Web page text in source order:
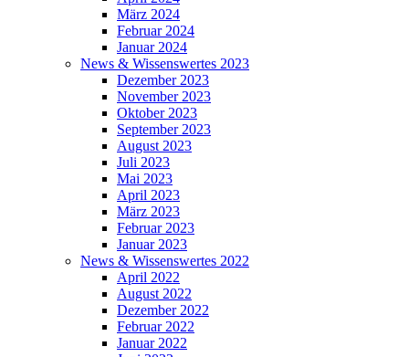
März 2024
Februar 2024
Januar 2024
News & Wissenswertes 2023
Dezember 2023
November 2023
Oktober 2023
September 2023
August 2023
Juli 2023
Mai 2023
April 2023
März 2023
Februar 2023
Januar 2023
News & Wissenswertes 2022
April 2022
August 2022
Dezember 2022
Februar 2022
Januar 2022